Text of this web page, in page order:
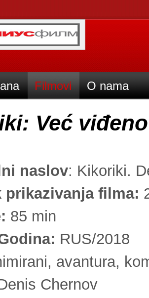
Filmovi O nama
Već viđeno
naslov: Kikoriki.
prikazivanja filma:
85 min
RUS/2018
avantura,
Chernov